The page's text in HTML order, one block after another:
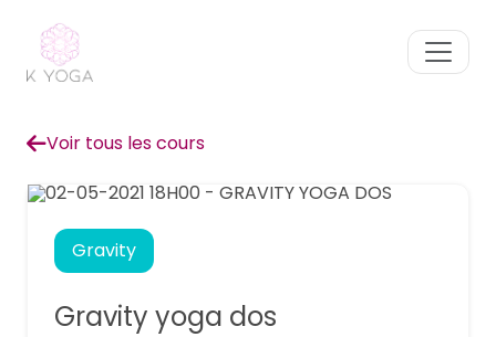
Voir tous les cours
Gravity
Gravity yoga dos